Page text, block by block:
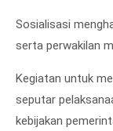
Sosialisasi
serta perwakilan
Kegiatan untuk
seputar
kebijakan